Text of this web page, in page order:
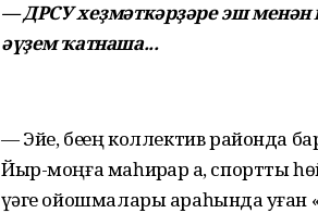
— ДРСУ хеҙмәткәрҙәре эш менән
әүҙем ҡатнаша...
— Эйе, беҙҙең коллектив районда
Йыр-моңға маһирҙар ҙа, спортты
үҙәге ойошмалары араһында